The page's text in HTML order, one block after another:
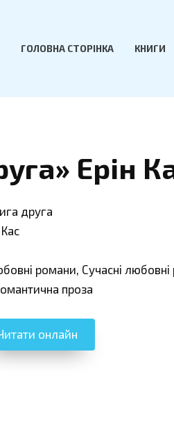
ГОЛОВНА СТОРІНКА КНИГИ
Ерін
друга
Кас
романи, Сучасні любовні
проза
онлайн